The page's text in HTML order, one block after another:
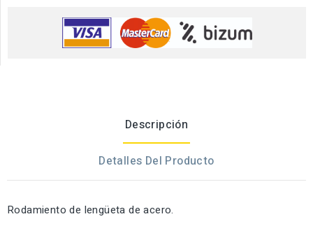
Descripción
Detalles Del Producto
Rodamiento de lengüeta de acero.